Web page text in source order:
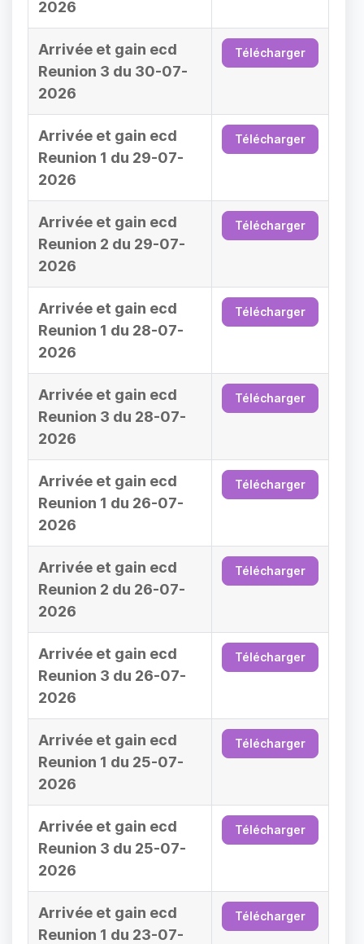
2026
Arrivée et gain ecd
Reunion 3 du 30-07-
2026
Télécharger
Arrivée et gain ecd
Reunion 1 du 29-07-
2026
Télécharger
Arrivée et gain ecd
Reunion 2 du 29-07-
2026
Télécharger
Arrivée et gain ecd
Reunion 1 du 28-07-
2026
Télécharger
Arrivée et gain ecd
Reunion 3 du 28-07-
2026
Télécharger
Arrivée et gain ecd
Reunion 1 du 26-07-
2026
Télécharger
Arrivée et gain ecd
Reunion 2 du 26-07-
2026
Télécharger
Arrivée et gain ecd
Reunion 3 du 26-07-
2026
Télécharger
Arrivée et gain ecd
Reunion 1 du 25-07-
2026
Télécharger
Arrivée et gain ecd
Reunion 3 du 25-07-
2026
Télécharger
Arrivée et gain ecd
Reunion 1 du 23-07-
Télécharger